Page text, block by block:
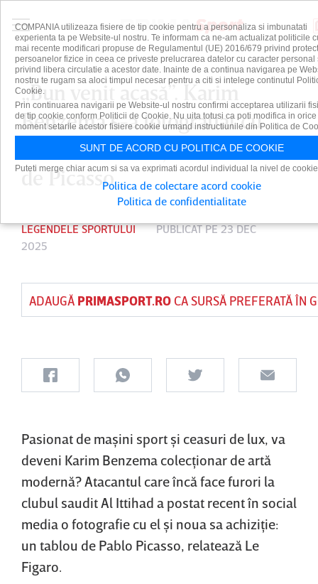
„Bun venit acasă”. Karim
Benzema s-a fotografiat cu
ultima sa achiziţie, un tablou
de Picasso
LEGENDELE SPORTULUI
PUBLICAT PE 23 DEC
2025
ADAUGĂ PRIMASPORT.ROCA SURSĂ PREFERATĂ ÎN
Pasionat de maşini sport şi ceasuri de lux, va
deveni Karim Benzema colecţionar de artă
modernă? Atacantul care încă face furori la
clubul saudit Al Ittihad a postat recent în social
media o fotografie cu el şi noua sa achiziţie:
un tablou de Pablo Picasso, relatează Le
Figaro.
COMPANIA utilizeaza fisiere de tip cookie pentru a personaliza si imbunatati
experienta ta pe Website-ul nostru. Te informam ca ne-am actualizat politicile
mai recente modificari propuse de Regulamentul (UE) 2016/679 privind
persoanelor fizice in ceea ce priveste prelucrarea datelor cu caracter personal
privind libera circulatie a acestor date. Inainte de a continua navigarea pe
nostru te rugam sa aloci timpul necesar pentru a citi si intelege continutul
Cookie.
Prin continuarea navigarii pe Website-ul nostru confirmi acceptarea utilizarii
de tip cookie conform Politicii de Cookie. Nu uita totusi ca poti modifica in orice
moment setarile acestor fisiere cookie urmand instructiunile din Politica de
SUNT DE ACORD CU POLITICA DE COOKIE
Puteti merge chiar acum si sa va exprimati acordul individual la nivel de
Politica de colectare acord cookie
Politica de confidentialitate